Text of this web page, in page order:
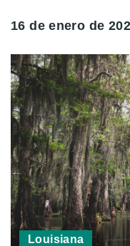
16 de enero de
Louisiana